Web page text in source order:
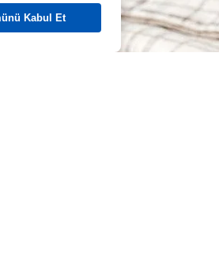
Kabul Et